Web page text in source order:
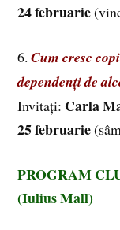
24 februarie
6.Cum cresc
dependenți de
Invitați: Carla
25 februarie
PROGRAM
(Iulius Mall)